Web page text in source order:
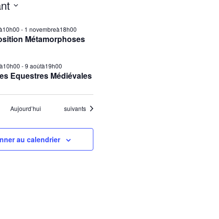
Métamorphoses
- 1 novembreà18h00
Equestres Médiévales
-9 aoûtà19h00
Aujourd’hui Évènements
suivants
au calendrier